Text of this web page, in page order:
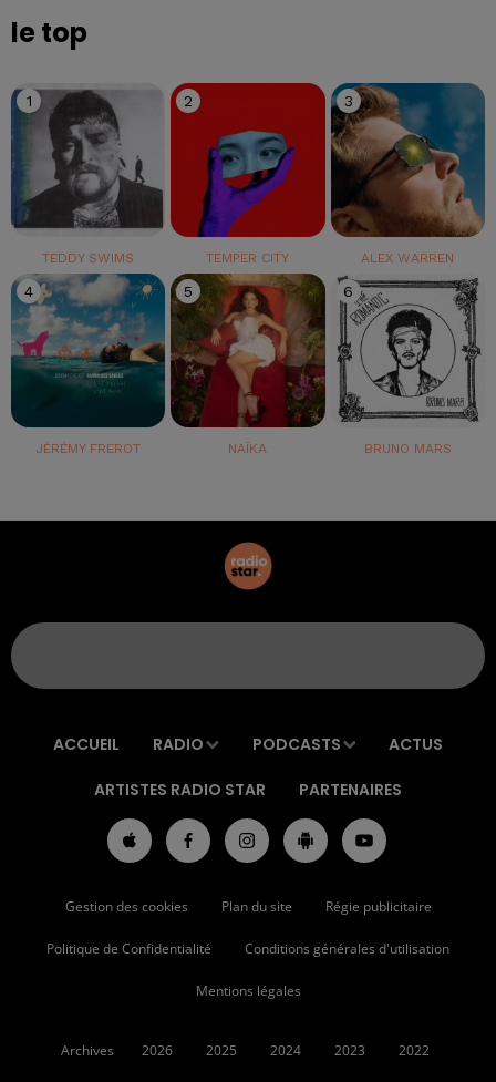
le top
1
TEDDY SWIMS
2
TEMPER CITY
3
ALEX WARREN
4
JÉRÉMY FREROT
5
NAÏKA
6
BRUNO MARS
ACCUEIL RADIO PODCASTS ACTUS
ARTISTES RADIO STAR PARTENAIRES
Gestion des cookies Plan du site Régie publicitaire
Politique de Confidentialité Conditions générales d'utilisation
Mentions légales
Archives 2026 2025 2024 2023 2022